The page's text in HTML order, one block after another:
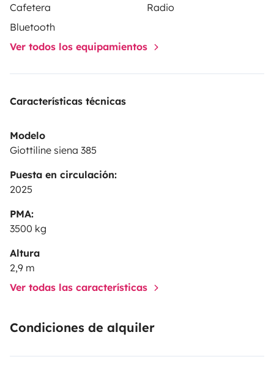
Kit de limpieza ( estropajo, bayeta, lavavajillas, cepillo
y recogedor, aspiradora de mano, bolsas de basura,
papel higiénico.
Viajes fuera de la península 10 RESERVA mínima 10
de 300 km/día
En alquleres de fin de semana la opción de km será de
900 km
Kit de menaje completo para 6 personas ( platos,
vasos, cubiertos )
Cafetera
Radio
Bluetooth
Ver todos los equipamientos
Características técnicas
Modelo
Giottiline siena 385
Puesta en circulación:
2025
PMA:
3500 kg
Altura
2,9 m
Ver todas las características
Condiciones de alquiler